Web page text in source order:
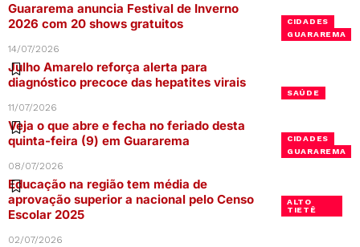
CIDADES
GUARAREMA
Guararema anuncia Festival de Inverno
2026 com 20 shows gratuitos
14/07/2026
SAÚDE
Julho Amarelo reforça alerta para
diagnóstico precoce das hepatites virais
11/07/2026
CIDADES
GUARAREMA
Veja o que abre e fecha no feriado desta
quinta-feira (9) em Guararema
08/07/2026
ALTO
TIETÊ
Educação na região tem média de
aprovação superior a nacional pelo Censo
Escolar 2025
02/07/2026